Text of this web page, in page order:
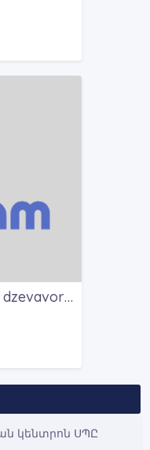
Fursheti das@ntacner sexani dzevavorum / Ֆուրշետի դասընթացներ սեղանի ձևավորում